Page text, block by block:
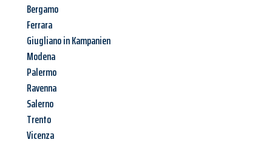
Bergamo
Ferrara
Giugliano in Kampanien
Modena
Palermo
Ravenna
Salerno
Trento
Vicenza